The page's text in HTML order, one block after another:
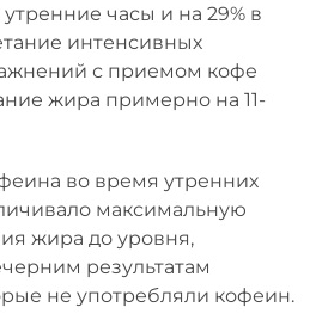
часы и на 29% в
интенсивных
с приемом кофе
жира примерно на 11-
во время утренних
максимальную
жира до уровня,
результатам
не употребляли кофеин.